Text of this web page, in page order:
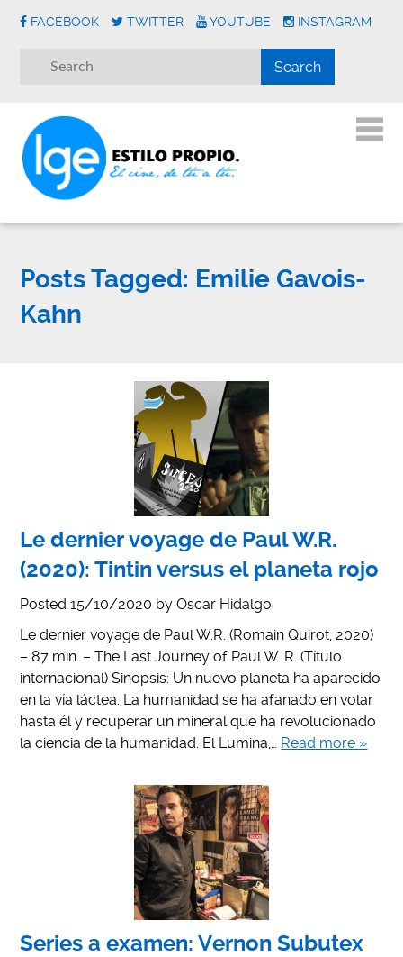
FACEBOOK TWITTER YOUTUBE INSTAGRAM
Posts Tagged: Emilie Gavois-
Kahn
Le dernier voyage de Paul W.R.
(2020): Tintin versus el planeta rojo
Posted15/10/2020 byOscar Hidalgo
Le dernier voyage de Paul W.R. (Romain Quirot, 2020)
– 87 min. – The Last Journey of Paul W. R. (Título
internacional) Sinopsis: Un nuevo planeta ha aparecido
en la vía láctea. La humanidad se ha afanado en volar
hasta él y recuperar un mineral que ha revolucionado
la ciencia de la humanidad. El Lumina,… Read more »
Series a examen: Vernon Subutex